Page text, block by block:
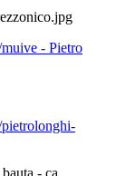
- Pietro
- ca